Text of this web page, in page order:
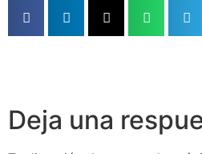
Deja una